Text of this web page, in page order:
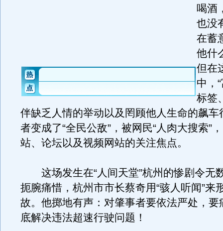
喝酒
也没
在蓄
他什
但在
中，
标签
伴缺乏人情的举动以及罔顾他人生命的飙车
者变成了“全民公敌”，被网民“人肉大搜索”
站、论坛以及视频网站的关注焦点。
这场发生在“人间天堂”杭州的惨剧令无
扼腕痛惜，杭州市市长蔡奇用“骇人听闻”来
故。他掷地有声：对肇事者要依法严处，要
底解决违法超速行驶问题！